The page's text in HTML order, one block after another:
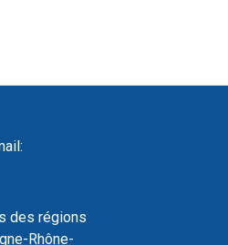
des régions
Rhône-